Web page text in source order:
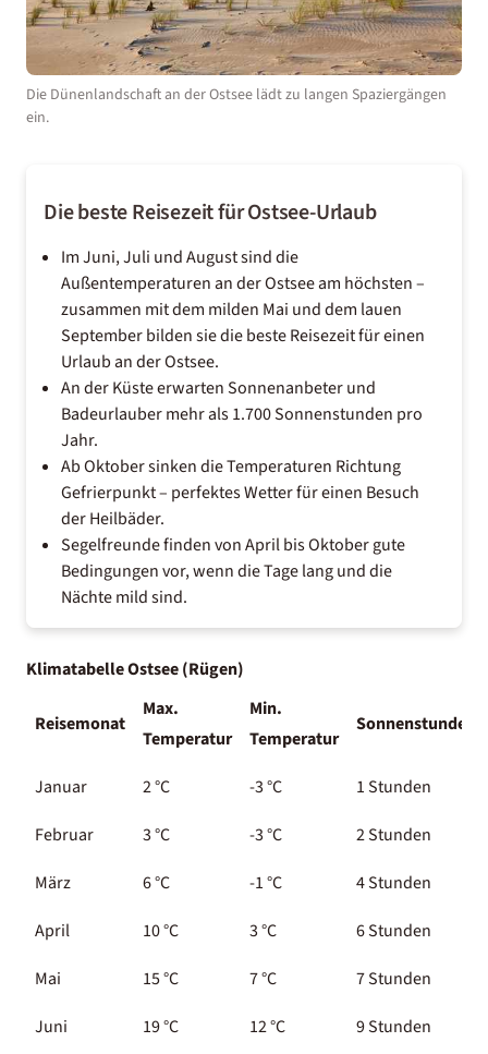
Die Dünenlandschaft an der Ostsee lädt zu langen Spaziergängen
ein.
Die beste Reisezeit für Ostsee-Urlaub
Im Juni, Juli und August sind die
Außentemperaturen an der Ostsee am höchsten –
zusammen mit dem milden Mai und dem lauen
September bilden sie die beste Reisezeit für einen
Urlaub an der Ostsee.
An der Küste erwarten Sonnenanbeter und
Badeurlauber mehr als 1.700 Sonnenstunden pro
Jahr.
Ab Oktober sinken die Temperaturen Richtung
Gefrierpunkt – perfektes Wetter für einen Besuch
der Heilbäder.
Segelfreunde finden von April bis Oktober gute
Bedingungen vor, wenn die Tage lang und die
Nächte mild sind.
Klimatabelle Ostsee (Rügen)
Reisemonat
Max.
Temperatur
Min.
Temperatur
Sonnenstunden
Januar 2 °C -3 °C
1 Stunden
Februar
3 °C -3 °C
2 Stunden
März
6 °C -1 °C
4 Stunden
April
10 °C 3 °C
6 Stunden
Mai
15 °C 7 °C
7 Stunden
Juni
19 °C 12 °C 9 Stunden